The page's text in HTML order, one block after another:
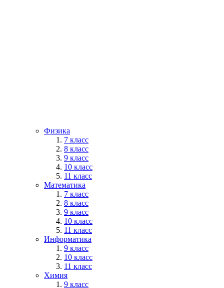
Физика
7 класс
8 класс
9 класс
10 класс
11 класс
Математика
7 класс
8 класс
9 класс
10 класс
11 класс
Информатика
9 класс
10 класс
11 класс
Химия
9 класс